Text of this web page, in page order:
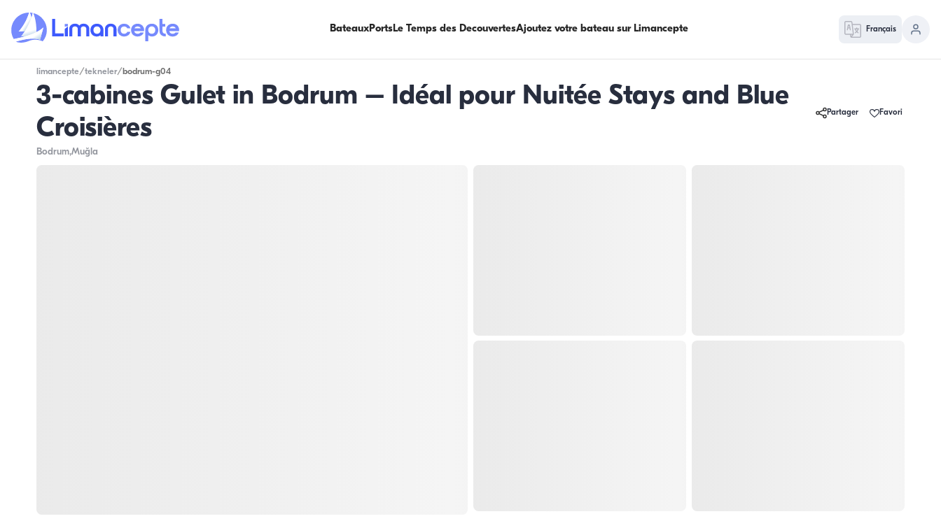
BateauxPortsLe Temps des DecouvertesAjoutez votre bateau sur Limancepte Français
limancepte/tekneler/ bodrum-g04
3-cabines Gulet in Bodrum – Idéal pour Nuitée Stays and Blue
Croisières
Partager Favori
Bodrum,Muğla